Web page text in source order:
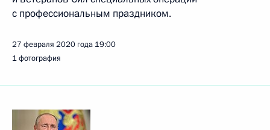
с профессиональным праздником.
27 февраля 2020 года 19:00
1 фотография